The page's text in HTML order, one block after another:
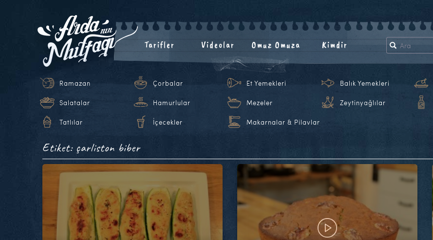
Tarifler Videolar Omuz Omuza Kimdir
Ramazan Çorbalar Et Yemekleri Balık Yemekleri
Salatalar Hamurlular Mezeler Zeytinyağlılar
Tatlılar İçecekler Makarnalar & Pilavlar
Etiket: çarliston biber